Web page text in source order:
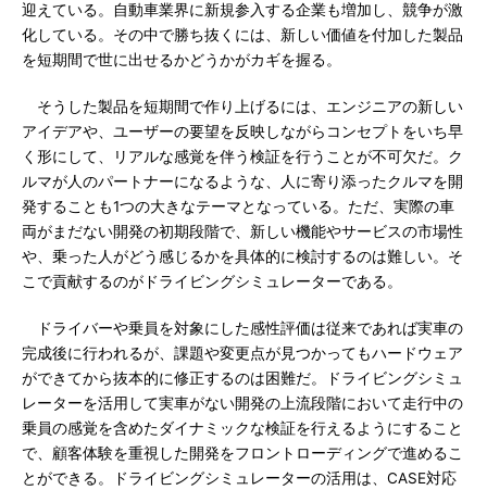
迎えている。自動車業界に新規参入する企業も増加し、競争が激
化している。その中で勝ち抜くには、新しい価値を付加した製品
を短期間で世に出せるかどうかがカギを握る。
そうした製品を短期間で作り上げるには、エンジニアの新しい
アイデアや、ユーザーの要望を反映しながらコンセプトをいち早
く形にして、リアルな感覚を伴う検証を行うことが不可欠だ。ク
ルマが人のパートナーになるような、人に寄り添ったクルマを開
発することも1つの大きなテーマとなっている。ただ、実際の車
両がまだない開発の初期段階で、新しい機能やサービスの市場性
や、乗った人がどう感じるかを具体的に検討するのは難しい。そ
こで貢献するのがドライビングシミュレーターである。
ドライバーや乗員を対象にした感性評価は従来であれば実車の
完成後に行われるが、課題や変更点が見つかってもハードウェア
ができてから抜本的に修正するのは困難だ。ドライビングシミュ
レーターを活用して実車がない開発の上流段階において走行中の
乗員の感覚を含めたダイナミックな検証を行えるようにすること
で、顧客体験を重視した開発をフロントローディングで進めるこ
とができる。ドライビングシミュレーターの活用は、CASE対応